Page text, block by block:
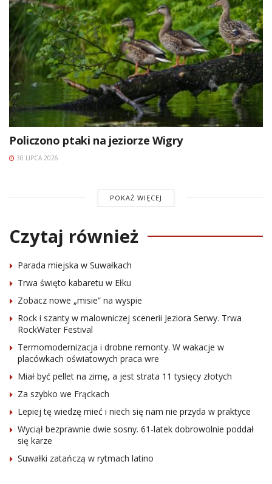
Policzono ptaki na jeziorze Wigry
30 LIPCA 2026
POKAŻ WIĘCEJ
Czytaj również
Parada miejska w Suwałkach
Trwa święto kabaretu w Ełku
Zobacz nowe „misie” na wyspie
Rock i szanty w malowniczej scenerii Jeziora Serwy. Trwa
RockWater Festival
Termomodernizacja i drobne remonty. W wakacje w
placówkach oświatowych praca wre
Miał być pellet na zimę, a jest strata 11 tysięcy złotych
Za szybko we Frąckach
Lepiej tę wiedzę mieć i niech się nam nie przyda w praktyce
Wyciął bezprawnie dwie sosny. 61-latek dobrowolnie poddał
się karze
Suwałki zatańczą w rytmach latino